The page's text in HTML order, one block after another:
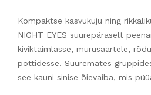
Kompaktse kasvukuju ning
NIGHT EYES suurepäraselt
kiviktaimlasse, murusaartele,
pottidesse. Suuremates
see kauni sinise õievaiba, mis